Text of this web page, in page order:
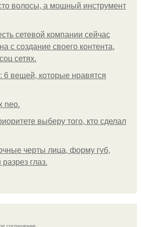
волосы, а мощный инструмент
сетевой компании сейчас
с создание своего контента,
сетях.
6 вещей, которые нравятся
neo.
выберу того, кто сделал
черты лица, форму губ,
глаз.
соглашение